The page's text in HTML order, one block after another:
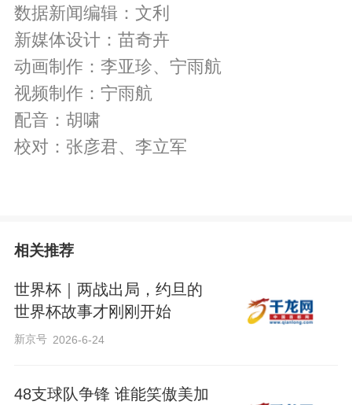
l
数据新闻编辑：文利
新媒体设计：苗奇卉
动画制作：李亚珍、宁雨航
视频制作：宁雨航
配音：胡啸
校对：张彦君、李立军
相关推荐
世界杯｜两战出局，约旦的
世界杯故事才刚刚开始
新京号 2026-6-24
48支球队争锋 谁能笑傲美加